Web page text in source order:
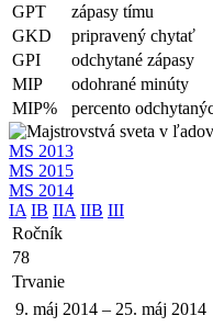
GPT
zápasy tímu
GKD
pripravený chytať
GPI
odchytané zápasy
MIP
odohrané minúty
MIP%
percento
MS 2013
MS 2015
MS 2014
IA IB IIA IIB III
Ročník
78
Trvanie
9. máj 2014 – 25. máj 2014